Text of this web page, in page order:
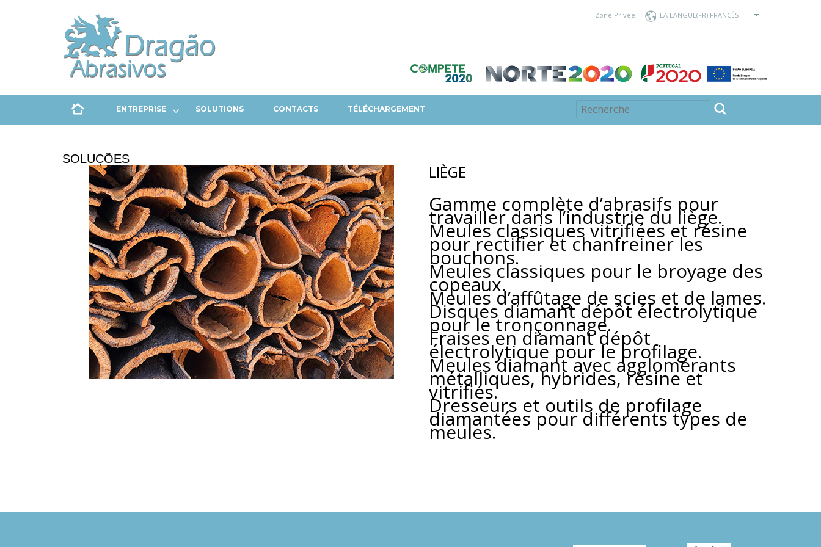
Zone Privée LA LANGUE
ENTREPRISE SOLUTIONS CONTACTS TÉLÉCHARGEMENT
SOLUÇÕES
LIÈGE
Gamme complète d’abrasifs pour
travailler dans l’industrie du liège.
Meules classiques vitrifiées et résine
pour rectifier et chanfreiner les
bouchons.
Meules classiques pour le broyage des
copeaux.
Meules d’affûtage de scies et de lames.
Disques diamant dépôt électrolytique
pour le tronçonnage.
Fraises en diamant dépôt
électrolytique pour le profilage.
Meules diamant avec agglomérants
métalliques, hybrides, résine et
vitrifiés.
Dresseurs et outils de profilage
diamantées pour différents types de
meules.